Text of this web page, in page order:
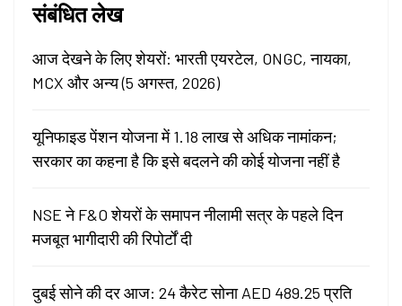
संबंधित लेख
आज देखने के लिए शेयरों: भारती एयरटेल, ONGC, नायका,
MCX और अन्य (5 अगस्त, 2026)
यूनिफाइड पेंशन योजना में 1.18 लाख से अधिक नामांकन;
सरकार का कहना है कि इसे बदलने की कोई योजना नहीं है
NSE ने F&O शेयरों के समापन नीलामी सत्र के पहले दिन
मजबूत भागीदारी की रिपोर्टों दी
दुबई सोने की दर आज: 24 कैरेट सोना AED 489.25 प्रति